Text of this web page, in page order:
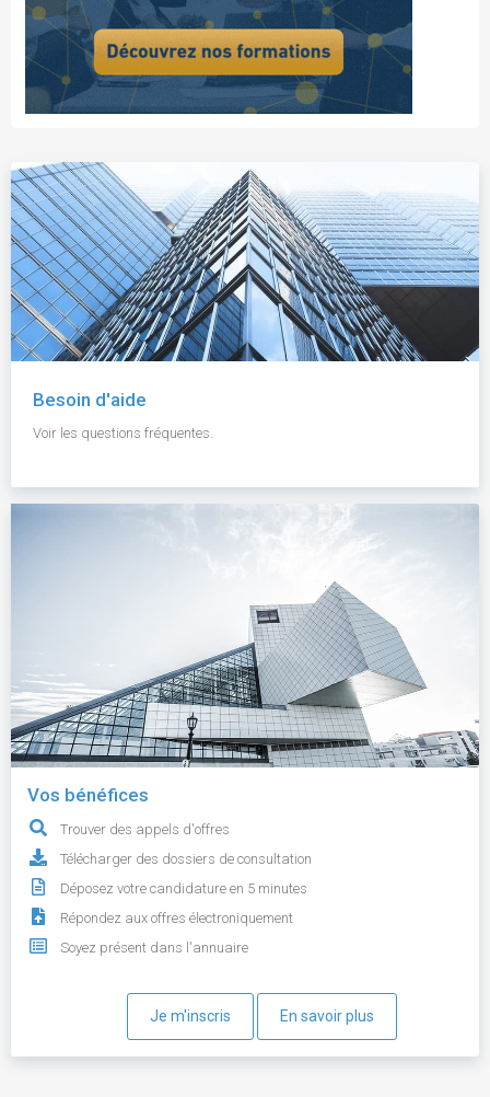
Besoin d'aide
Voir les questions fréquentes.
Vos bénéfices
Trouver des appels d'offres
Télécharger des dossiers de consultation
Déposez votre candidature en 5 minutes
Répondez aux offres électroniquement
Soyez présent dans l'annuaire
Je m'inscris En savoir plus